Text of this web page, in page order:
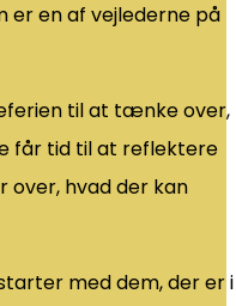
er en af vejlederne på
til at tænke over,
får tid til at reflektere
hvad der kan
med dem, der er i